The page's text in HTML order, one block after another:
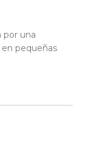
por una
pequeñas